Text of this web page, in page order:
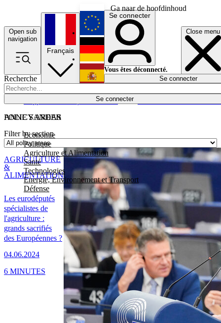
Ga naar de hoofdinhoud
Open sub
navigation
Close menu
Recherche
Se connecter
POLICY AREAS
Economie
Politique
Agriculture et Alimentation
Santé
Technologies
Energie, Environnement et Transport
Défense
Économie
Français
English
Deutsch
Español
Se connecter
Vous êtes déconnecté.
Se connecter
ANNE SANDER
Filter by section
Les eurodéputés
spécialistes de
l'agriculture :
grands sacrifiés
des Européennes ?
04.06.2024
AGRICULTURE
&
ALIMENTATION
6 MINUTES